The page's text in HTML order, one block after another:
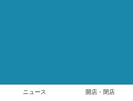
ニュース 開店・閉店